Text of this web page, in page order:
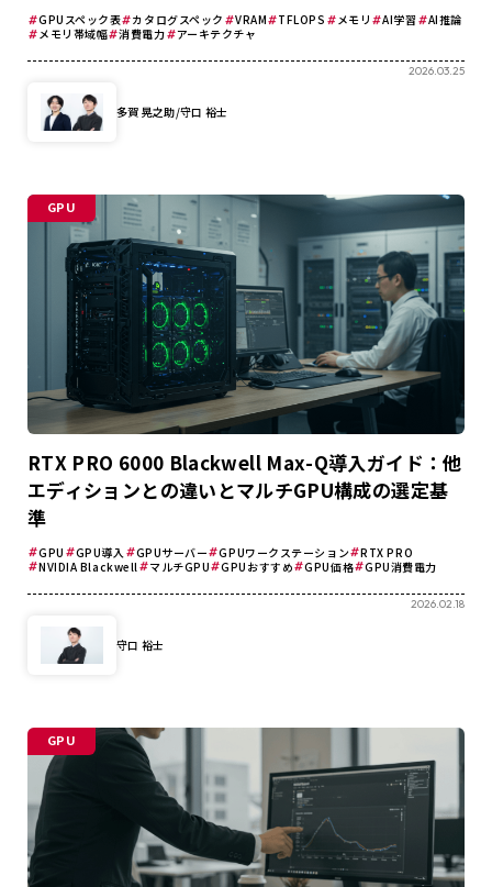
GPUスペック表 カタログスペック VRAM TFLOPS メモリ AI学習
AI推論
メモリ帯域幅
消費電力 アーキテクチャ
2026.03.25
多賀 晃之助/守口 裕士
GPU
RTX PRO 6000 Blackwell Max-Q導入ガイド：他
エディションとの違いとマルチGPU構成の選定基
準
GPU GPU導入 GPUサーバー GPUワークステーション
RTX PRO
NVIDIA Blackwell
マルチGPU GPUおすすめ GPU価格 GPU消費電力
2026.02.18
守口 裕士
GPU